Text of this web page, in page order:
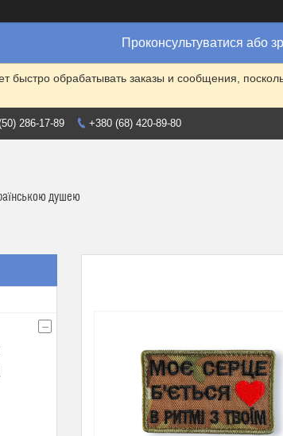
Проконсультуватися або
быстро обрабатывать заказы и сообщения,
286-17-89 +380 (68) 420-89-80
душею